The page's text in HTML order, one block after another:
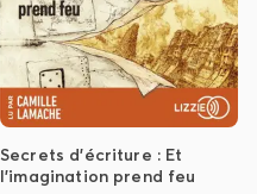
Secrets d'écriture : Et
l'imagination prend feu